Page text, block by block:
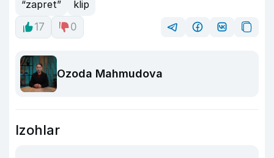
“zapret”
klip
17
0
Ozoda Mahmudova
Izohlar